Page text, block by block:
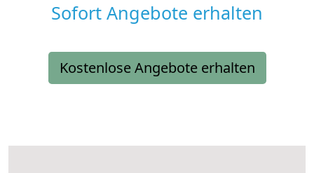
Sofort Angebote erhalten
Kostenlose Angebote erhalten